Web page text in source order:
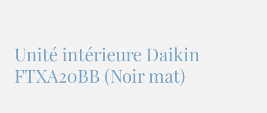
Unité intérieure Daikin
FTXA20BB (Noir mat)